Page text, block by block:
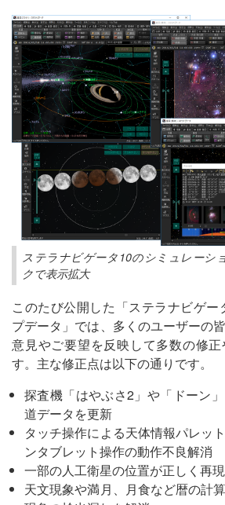
ステラナビゲータ10のシミュレーシ
クで表示拡大
このたび公開した「ステラナビゲー
プデータ」では、多くのユーザーの
意見やご要望を反映して多数の修
す。主な修正点は以下の通りです。
探査機「はやぶさ2」や「ドーン
道データを更新
タッチ操作による天体情報パレッ
ンタブレット操作の動作不良解消
一部の人工衛星の位置が正しく再
天文現象や満月、月食など暦の計